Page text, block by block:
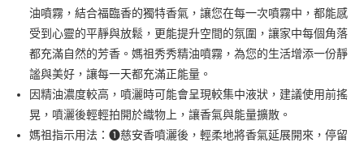
相關說明
【大哥付你分期使用說明】
1.本服務由台灣大哥大提供，台灣大哥大用戶可立即使用無須另外申請。
2.付款方式選擇「大哥付你分期」，訂單成立後會自動跳轉到大哥付的交易
流程，驗證手機門號後，選擇欲分期的期數、繳款截止日，確認付款後即完
成交易。
3.實際核准額度、可分期數及費用金額請依後續交易確認頁面所載為準。
消。如遇「轉專審核」未通過狀況，表示未達大哥付你分期系統評分，恕無
AFTEE先享後付
相關說明
【關於「AFTEE先享後付」】
AFTEE先享後付是「在收到商品之後才付款」的支付方式。 讓您購物簡單
便利好安心！
１．簡單：不需註冊會員、不需綁卡、不需儲值。
ATM付款
貨到付款
油噴霧，結合福臨香的獨特香氣，讓您在每一次噴霧中，都能感
受到心靈的平靜與放鬆，更能提升空間的氛圍，讓家中每個角落
都充滿自然的芳香。媽祖秀秀精油噴霧，為您的生活增添一份靜
謐與美好，讓每一天都充滿正能量。
因精油濃度較高，噴灑時可能會呈現較集中液狀，建議使用前搖
晃，噴灑後輕輕拍開於織物上，讓香氣與能量擴散。
媽祖指示用法：❶慈安香噴灑後，輕柔地將香氣延展開來，停留